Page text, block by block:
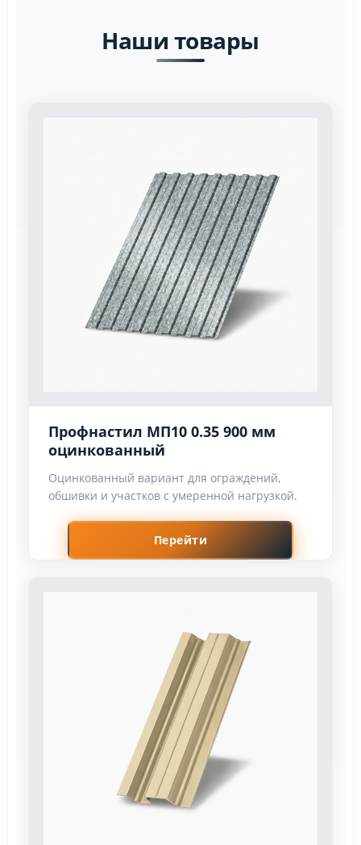
Наши товары
Профнастил МП10 0.35 900 мм
оцинкованный
Оцинкованный вариант для ограждений,
обшивки и участков с умеренной нагрузкой.
Перейти